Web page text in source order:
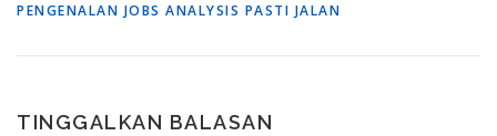
PENGENALAN JOBS ANALYSIS PASTI JALAN
TINGGALKAN BALASAN